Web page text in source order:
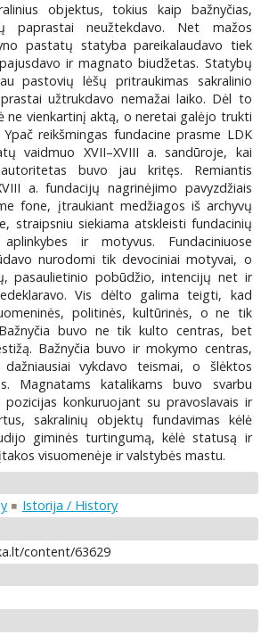
objektus, tokius kaip bažnyčias,
paprastai neužtekdavo. Net mažos
pastatų statyba pareikalaudavo tiek
ir magnato biudžetas. Statybų
pastovių lėšų pritraukimas sakralinio
užtrukdavo nemažai laiko. Dėl to
ne vienkartinį aktą, o neretai galėjo trukti
reikšmingas fundacine prasme LDK
vaidmuo XVII–XVIII a. sandūroje, kai
buvo jau kritęs. Remiantis
a. fundacijų nagrinėjimo pavyzdžiais
fone, įtraukiant medžiagos iš archyvų
straipsniu siekiama atskleisti fundacinių
ir motyvus. Fundaciniuose
nurodomi tik devociniai motyvai, o
pasaulietinio pobūdžio, intencijų net ir
Vis dėlto galima teigti, kad
politinės, kultūrinės, o ne tik
buvo ne tik kulto centras, bet
Bažnyčia buvo ir mokymo centras,
vykdavo teismai, o šlėktos
Magnatams katalikams buvo svarbu
konkuruojant su pravoslavais ir
sakralinių objektų fundavimas kėlė
giminės turtingumą, kėlė statusą ir
visuomenėje ir valstybės mastu.
Istorija / History
content/63629